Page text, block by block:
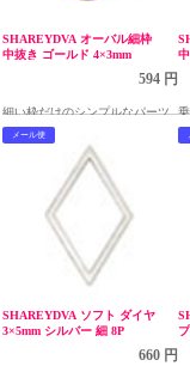
SHAREYDVA オーバル細枠
中抜き ゴールド 4×3mm
594 円
細い枠だけのシンプルなパーツ
メール便
SHAREYDVA ソフト ダイヤ
3×5mm シルバー 細 8P
660 円